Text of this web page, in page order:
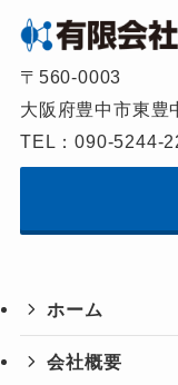
〒560-0003
大阪府豊中市東豊
TEL：090-5244-
ホーム
会社概要